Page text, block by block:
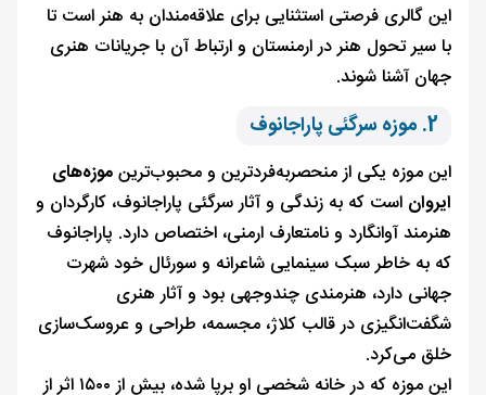
این گالری فرصتی استثنایی برای علاقه‌مندان به هنر است تا
با سیر تحول هنر در ارمنستان و ارتباط آن با جریانات هنری
جهان آشنا شوند.
2. موزه سرگئی پاراجانوف
این موزه یکی از منحصربه‌فردترین و محبوب‌ترینموزه‌های
ایروان است که به زندگی و آثار سرگئی پاراجانوف، کارگردان و
هنرمند آوانگارد و نامتعارف ارمنی، اختصاص دارد. پاراجانوف
که به خاطر سبک سینمایی شاعرانه و سورئال خود شهرت
جهانی دارد، هنرمندی چندوجهی بود و آثار هنری
شگفت‌انگیزی در قالب کلاژ، مجسمه، طراحی و عروسک‌سازی
خلق می‌کرد.
این موزه که در خانه شخصی او برپا شده، بیش از ۱۵۰۰ اثر از